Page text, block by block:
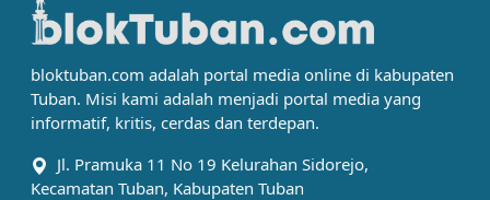
bloktuban.com adalah portal media online di kabupaten
Tuban. Misi kami adalah menjadi portal media yang
informatif, kritis, cerdas dan terdepan.
Jl. Pramuka 11 No 19 Kelurahan Sidorejo,
Kecamatan Tuban, Kabupaten Tuban